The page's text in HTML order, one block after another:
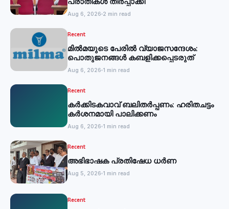
Aug 6, 2026 2 min read
Recent
മില്‍മയുടെ പേരില്‍ വ്യാജസന്ദേശം:
പൊതുജനങ്ങള്‍ കബളിക്കപ്പെടരുത്
Aug 6, 2026 1 min read
Recent
കര്‍ക്കിടകവാവ് ബലിതര്‍പ്പണം: ഹരിതചട്ടം
കര്‍ശനമായി പാലിക്കണം
Aug 6, 2026 1 min read
Recent
അഭിഭാഷക പ്രതിഷേധ ധർണ
Aug 5, 2026 1 min read
Recent